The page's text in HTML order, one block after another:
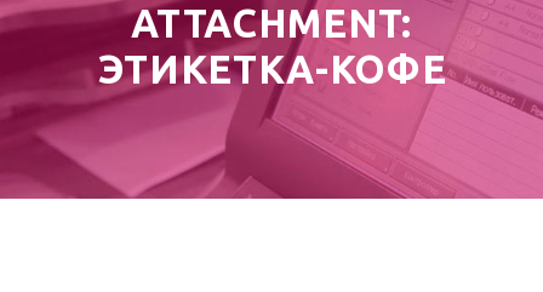
ATTACHMENT:
ЭТИКЕТКА-КОФЕ